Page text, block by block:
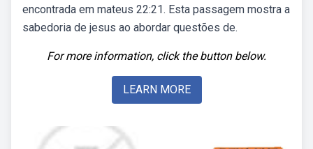
encontrada em mateus 22:21. Esta passagem mostra a
sabedoria de jesus ao abordar questões de.
For more information, click the button below.
LEARN MORE